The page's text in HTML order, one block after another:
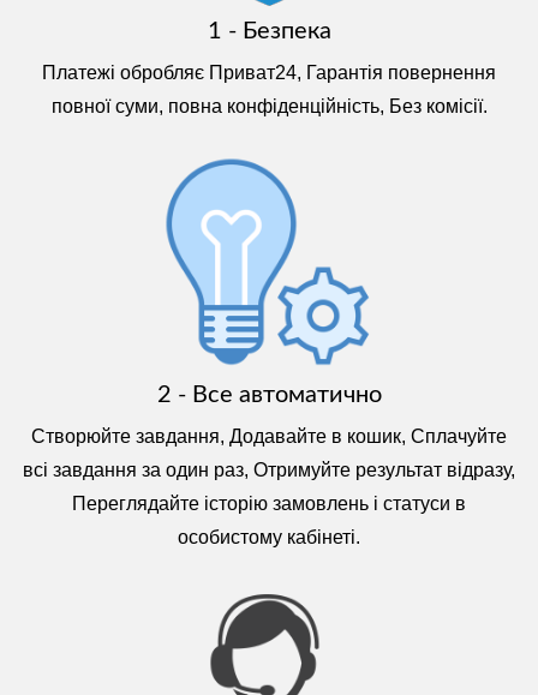
1 - Безпека
Платежі обробляє Приват24, Гарантія повернення
повної суми, повна конфіденційність, Без комісії.
2 - Все автоматично
Створюйте завдання, Додавайте в кошик, Сплачуйте
всі завдання за один раз, Отримуйте результат відразу,
Переглядайте історію замовлень і статуси в
особистому кабінеті.